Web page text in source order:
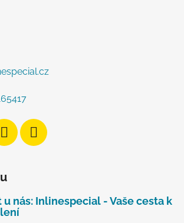
nás: Inlinespecial - Vaše cesta k